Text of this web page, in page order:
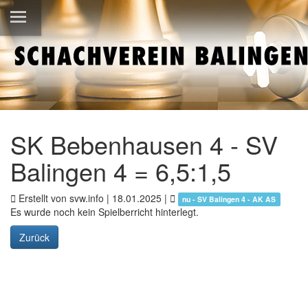
SK Bebenhausen 4 - SV
Balingen 4 = 6,5:1,5
Erstellt von svw.info | 18.01.2025 | nu - SV Balingen 4 - AK AS
Es wurde noch kein Spielberricht hinterlegt.
Zurück